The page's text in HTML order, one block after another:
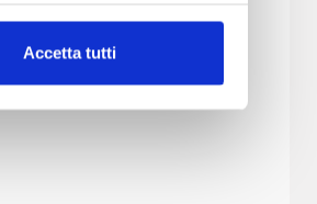
(impronte
Accetta tutti